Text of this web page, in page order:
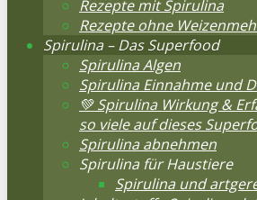
Rezepte mit Spirulina
Rezepte ohne
Spirulina – Das Superfood
Spirulina Algen
Spirulina Einnahme und
💚 Spirulina Wirkung &
so viele auf dieses
Spirulina abnehmen
Spirulina für Haustiere
Spirulina und